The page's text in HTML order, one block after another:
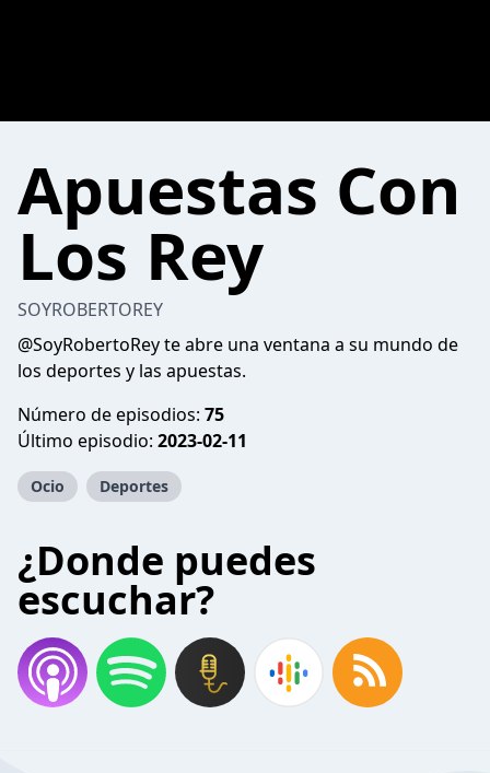
Apuestas Con
Los Rey
SOYROBERTOREY
@SoyRobertoRey te abre una ventana a su mundo de
los deportes y las apuestas.
Número de episodios: 75
Último episodio: 2023-02-11
Ocio Deportes
¿Donde puedes
escuchar?